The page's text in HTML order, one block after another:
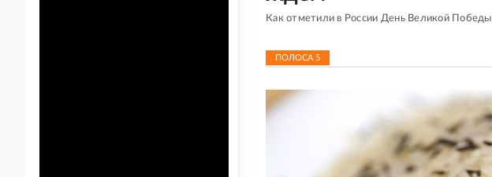
Как отметили в России День Великой Победы
ПОЛОСА5